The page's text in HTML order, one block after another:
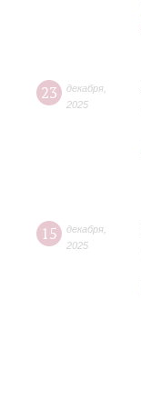
23 декабря
2025
15 декабря
2025